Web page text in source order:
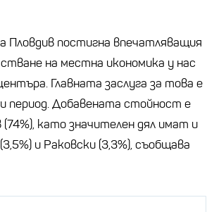
Пловдив постигна впечатляващия
на местна икономика у нас
Главната заслуга за това е
период. Добавената стойност е
като значителен дял имат и
и Раковски (3,3%), съобщава